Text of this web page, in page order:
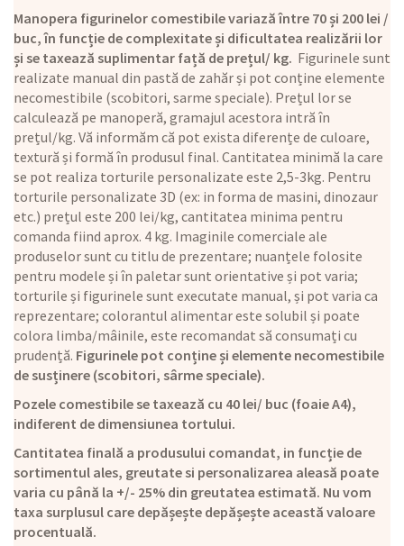
Manopera figurinelor comestibile variază între 70 și 200 lei /
buc, în funcție de complexitate și dificultatea realizării lor
și se taxează suplimentar față de prețul/ kg. Figurinele sunt
realizate manual din pastă de zahăr și pot conține elemente
necomestibile (scobitori, sarme speciale). Prețul lor se
calculează pe manoperă, gramajul acestora intră în
prețul/kg. Vă informăm că pot exista diferențe de culoare,
textură și formă în produsul final. Cantitatea minimă la care
se pot realiza torturile personalizate este 2,5-3kg. Pentru
torturile personalizate 3D (ex: in forma de masini, dinozaur
etc.) prețul este 200 lei/kg, cantitatea minima pentru
comanda fiind aprox. 4 kg. Imaginile comerciale ale
produselor sunt cu titlu de prezentare; nuanțele folosite
pentru modele și în paletar sunt orientative și pot varia;
torturile și figurinele sunt executate manual, și pot varia ca
reprezentare; colorantul alimentar este solubil și poate
colora limba/mâinile, este recomandat să consumați cu
prudență. Figurinele pot conține și elemente necomestibile
de susținere (scobitori, sârme speciale).
Pozele comestibile se taxează cu 40 lei/ buc (foaie A4),
indiferent de dimensiunea tortului.
Cantitatea finală a produsului comandat, in funcție de
sortimentul ales, greutate si personalizarea aleasă poate
varia cu până la +/- 25% din greutatea estimată. Nu vom
taxa surplusul care depășește depășește această valoare
procentuală.